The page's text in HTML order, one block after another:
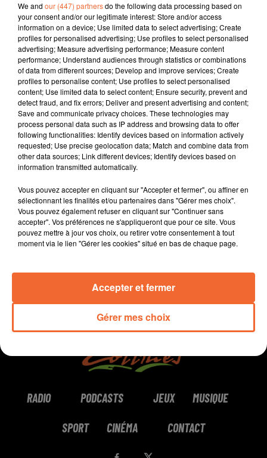
agriculture autre regard
29 septembre 2022 - 5 min 58 sec
LA VACHE LIMOUSINE
Jacqueline Pinon
A travers champs
Avec Ludo et Jacqueline, COLLINES porte un regard
différent sur l'agriculture chaque semaine le jeudi à
7h40 et le dimanche à 9h30.
0:00 5 min 58 sec
RADIO PODCASTS JEUX MUSIQUE
SPORT CINÉMA CONTACT
We and our (447) partnersdo the following data processing based on
your consent and/or our legitimate interest: Store and/or access
information on a device; Use limited data to select advertising; Create
profiles for personalised advertising; Use profiles to select personalised
advertising; Measure advertising performance; Measure content
performance; Understand audiences through statistics or combinations
of data from different sources; Develop and improve services; Create
profiles to personalise content; Use profiles to select personalised
content; Use limited data to select content; Ensure security, prevent and
detect fraud, and fix errors; Deliver and present advertising and content;
Save and communicate privacy choices. These technologies may
process personal data such as IP address and browsing data to offer
following functionalities: Identify devices based on information actively
requested; Use precise geolocation data; Match and combine data from
other data sources; Link different devices; Identify devices based on
information transmitted automatically.
Vous pouvez accepter en cliquant sur "Accepter et fermer", ou affiner en
sélectionnant les finalités et/ou partenaires dans "Gérer mes choix".
Vous pouvez également refuser en cliquant sur "Continuer sans
accepter". Vos préférences ne s'appliqueront que pour ce site. Vous
pouvez mettre à jour vos choix, ou retirer votre consentement à tout
moment via le lien "Gérer les cookies" situé en bas de chaque page.
Gérer mes choix
Accepter et fermer